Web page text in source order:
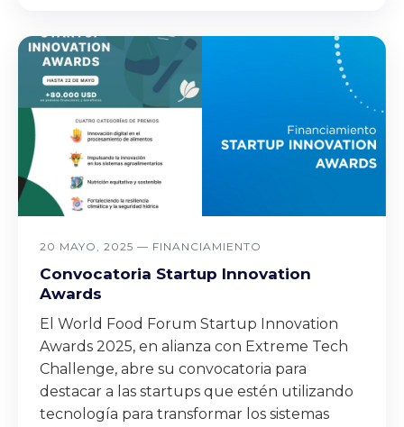
20 MAYO, 2025 — FINANCIAMIENTO
Convocatoria Startup Innovation
Awards
El World Food Forum Startup Innovation
Awards 2025, en alianza con Extreme Tech
Challenge, abre su convocatoria para
destacar a las startups que estén utilizando
tecnología para transformar los sistemas